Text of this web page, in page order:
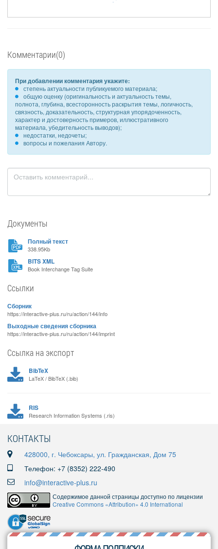
Комментарии(0)
При добавлении комментария укажите:
степень актуальности публикуемого материала;
общую оценку (оригинальность и актуальность темы,
полнота, глубина, всесторонность раскрытия темы, логичность,
связность, доказательность, структурная упорядоченность,
характер и достоверность примеров, иллюстративного
материала, убедительность выводов);
недостатки, недочеты;
вопросы и пожелания Автору.
Документы
Полный текст
338.95Kb
BITS XML
Book Interchange Tag Suite
Ссылки
Сборник
https://interactive-plus.ru/ru/action/144/info
Выходные сведения сборника
https://interactive-plus.ru/ru/action/144/imprint
Ссылка на экспорт
BibTeX
LaTeX / BibTeX (.bib)
RIS
Research Information Systems (.ris)
КОНТАКТЫ
428000, г. Чебоксары, ул. Гражданская, Дом 75
Телефон: +7 (8352) 222-490
info@interactive-plus.ru
Содержимое данной страницы доступно по лицензии
Creative Commons «Attribution» 4.0 International